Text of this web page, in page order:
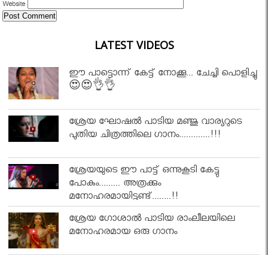
Website
LATEST VIDEOS
ഈ പാട്ടൊന്ന് കേട്ട് നോക്കൂ... ചേച്ചി പൊളിച്ചു
😍😍👌👌
ശ്രേയ ഘോഷൽ പാടിയ മഞ്ജു വാര്യറുടെ
പുതിയ ചിത്രത്തിലെ ഗാനം.............!!!
ശ്രേയയുടെ ഈ പാട്ട് ഒന്നുകൂടി കേട്ടു
പോകും......... അത്രക്കും
മനോഹരമായിട്ടുണ്ട്........!!
ശ്രേയ ഗോശാൽ പാടിയ രാംലീലയിലെ
മനോഹരമായ ഒരു ഗാനം